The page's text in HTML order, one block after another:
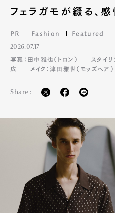
フェラガモが綴る、
PR Fashion Featured
2026.07.17
写真：田中雅也（トロン）
スタイ
広
メイク：津田雅世（モッズヘア）
Share: